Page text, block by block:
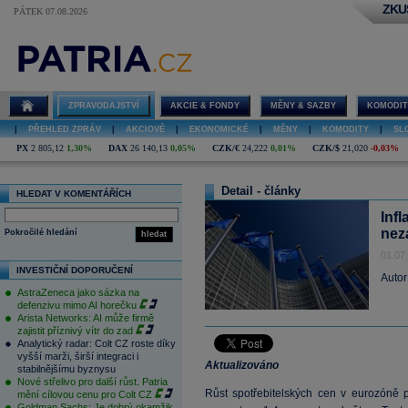
PÁTEK 07.08.2026
ZPRAVODAJSTVÍ AKCIE & FONDY MĚNY & SAZBY
PŘEHLED ZPRÁV AKCIOVÉ EKONOMICKÉ MĚNY KOMODITY
PX 2 805,12 1,30% DAX 26 140,13 0,05% CZK/€ 24,222 0,01% CZK/$ 21,020 -0,03%
HLEDAT V KOMENTÁŘÍCH
hledat
Pokročilé hledání
INVESTIČNÍ DOPORUČENÍ
AstraZeneca jako sázka na
defenzivu mimo AI horečku
Arista Networks: AI může firmě
zajistit příznivý vítr do zad
Analytický radar: Colt CZ roste díky
vyšší marži, širší integraci i
stabilnějšímu byznysu
Nové střelivo pro další růst. Patria
mění cílovou cenu pro Colt CZ
Detail - články
Aktualizováno
Růst spotřebitelských cen v